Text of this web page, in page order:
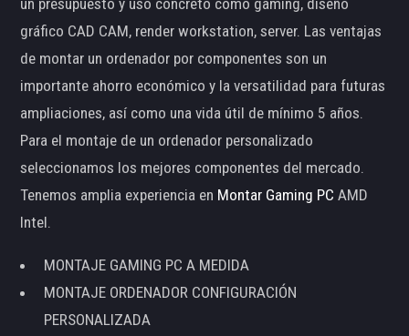
gráfico CAD CAM, render workstation, server. Las ventajas
de montar un ordenador por componentes son un
importante ahorro económico y la versatilidad para futuras
ampliaciones, así como una vida útil de mínimo 5 años.
Para el montaje de un ordenador personalizado
seleccionamos los mejores componentes del mercado.
Tenemos amplia experiencia en Montar Gaming PC AMD
Intel.
MONTAJE GAMING PC A MEDIDA
MONTAJE ORDENADOR CONFIGURACIÓN
PERSONALIZADA